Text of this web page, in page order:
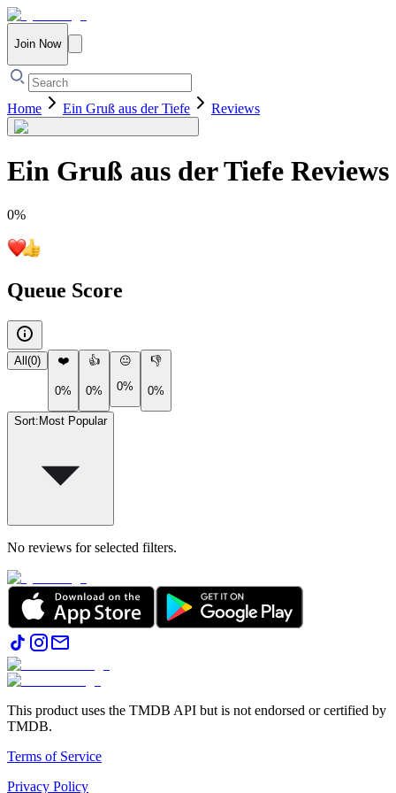
Join Now
Home Ein Gruß aus der Tiefe Reviews
Ein Gruß aus der Tiefe Reviews
0%
Queue Score
All (0) ❤️
0%
👍
0%
😐
0%
👎
0%
Sort: Most Popular
No reviews for selected filters.
This product uses the TMDB API but is not endorsed or certified by
TMDB.
Terms of Service
Privacy Policy